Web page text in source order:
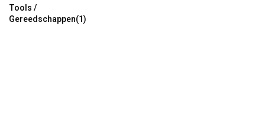
Tools /
Gereedschappen(1)